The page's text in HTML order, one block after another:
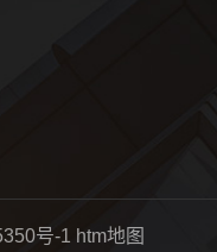
号-1 htm地图